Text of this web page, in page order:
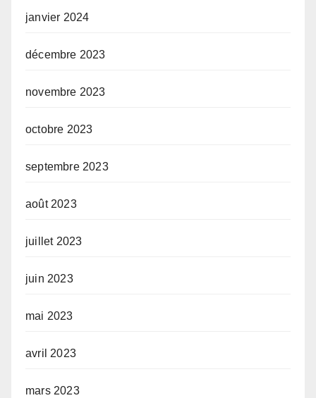
janvier 2024
décembre 2023
novembre 2023
octobre 2023
septembre 2023
août 2023
juillet 2023
juin 2023
mai 2023
avril 2023
mars 2023